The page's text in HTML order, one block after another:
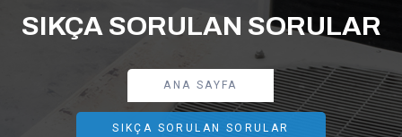
SIKÇA SORULAN SORULAR
ANA SAYFA
SIKÇA SORULAN SORULAR